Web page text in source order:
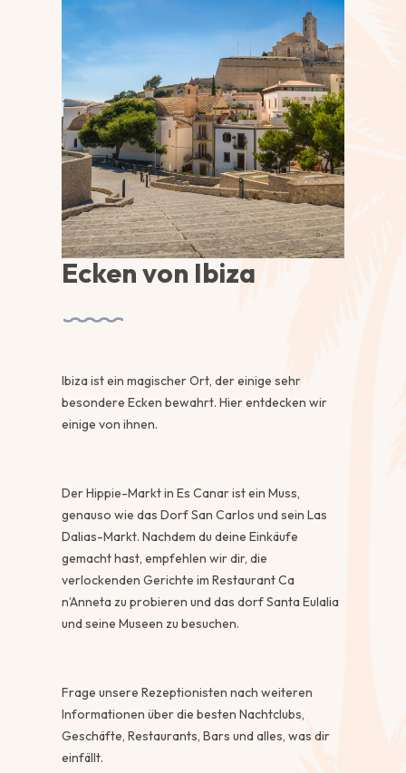
Ecken von Ibiza
Ibiza ist ein magischer Ort, der einige sehr
besondere Ecken bewahrt. Hier entdecken wir
einige von ihnen.
Der Hippie-Markt in Es Canar ist ein Muss,
genauso wie das Dorf San Carlos und sein Las
Dalias-Markt. Nachdem du deine Einkäufe
gemacht hast, empfehlen wir dir, die
verlockenden Gerichte im Restaurant Ca
n’Anneta zu probieren und das dorf Santa Eulalia
und seine Museen zu besuchen.
Frage unsere Rezeptionisten nach weiteren
Informationen über die besten Nachtclubs,
Geschäfte, Restaurants, Bars und alles, was dir
einfällt.